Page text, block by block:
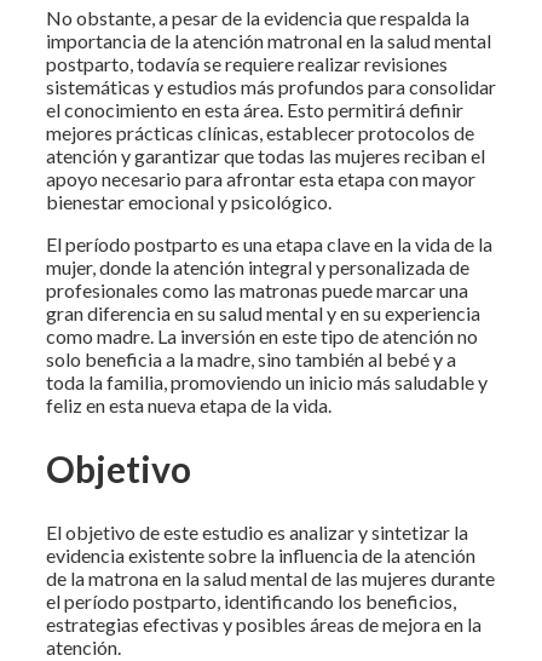
No obstante, a pesar de la evidencia que respalda la
importancia de la atención matronal en la salud mental
postparto, todavía se requiere realizar revisiones
sistemáticas y estudios más profundos para consolidar
el conocimiento en esta área. Esto permitirá definir
mejores prácticas clínicas, establecer protocolos de
atención y garantizar que todas las mujeres reciban el
apoyo necesario para afrontar esta etapa con mayor
bienestar emocional y psicológico.
El período postparto es una etapa clave en la vida de la
mujer, donde la atención integral y personalizada de
profesionales como las matronas puede marcar una
gran diferencia en su salud mental y en su experiencia
como madre. La inversión en este tipo de atención no
solo beneficia a la madre, sino también al bebé y a
toda la familia, promoviendo un inicio más saludable y
feliz en esta nueva etapa de la vida.
Objetivo
El objetivo de este estudio es analizar y sintetizar la
evidencia existente sobre la influencia de la atención
de la matrona en la salud mental de las mujeres durante
el período postparto, identificando los beneficios,
estrategias efectivas y posibles áreas de mejora en la
atención.